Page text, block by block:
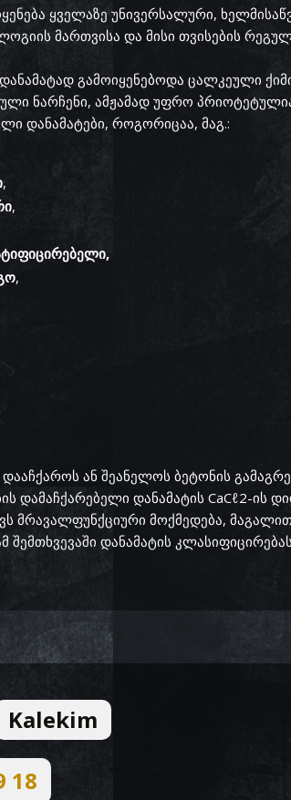
ყველაზე უნივერსალური,
მართვისა და მისი თვისების
გამოიყენებოდა ცალკეული
ნარჩენი, ამჟამად უფრო
დანამატები, როგორიცაა, მაგ.:
,
,
,
ან შეანელოს ბეტონის
დამაჩქარებელი დანამატის CaCℓ2-ის
მრავალფუნქციური მოქმედება,
დანამატის
Kalekim
18